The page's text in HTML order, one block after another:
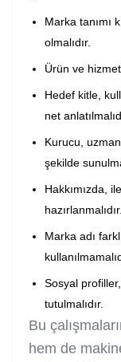
Marka tanımı
olmalıdır.
Ürün ve hizmet
Hedef kitle,
net
Kurucu,
şekilde
Hakkımızda,
hazırlanmalıdır.
Marka adı
Sosyal
tutulmalıdır.
Bu
hem de